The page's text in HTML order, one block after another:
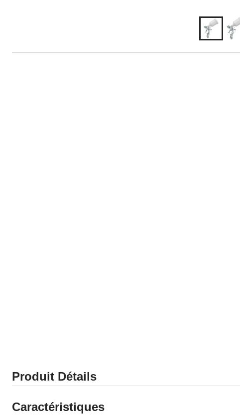
Produit Détails
Caractéristiques